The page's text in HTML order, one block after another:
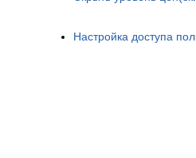
Настройка доступа